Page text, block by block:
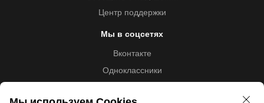
Центр поддержки
Мы в соцсетях
Вконтакте
Одноклассники